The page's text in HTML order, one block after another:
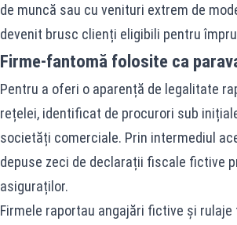
de muncă sau cu venituri extrem de
devenit brusc clienți eligibili pentru
Firme-fantomă folosite ca
Pentru a oferi o aparență de legalitate
rețelei, identificat de procurori sub
societăți comerciale. Prin intermediul
depuse zeci de declarații fiscale fictive
asiguraților.
Firmele raportau angajări fictive și